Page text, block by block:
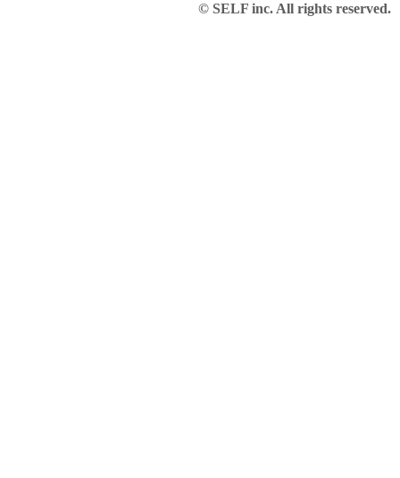
© SELF inc. All rights reserved.